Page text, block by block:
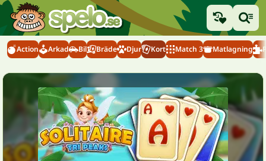
Action Arkad Bil Bräde Djur Kort Match 3 Matlagning